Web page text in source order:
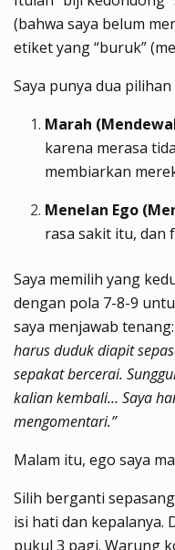
(bahwa saya belum
etiket yang “buruk”
Saya punya dua
Marah
karena merasa
membiarkan
Menelan Ego
rasa sakit itu, dan
Saya memilih yang
dengan pola 7-8-9
saya menjawab tenang:
harus duduk diapit
sepakat bercerai.
kalian kembali… Saya
mengomentari.”
Malam itu, ego saya
Silih berganti
isi hati dan kepalanya.
pukul 3 pagi. Warung